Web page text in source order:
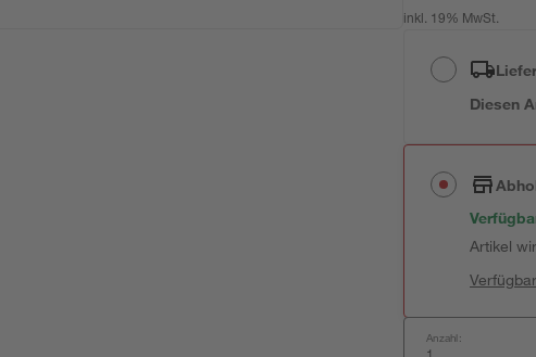
inkl. 19% MwSt.
Diesen
Artikel
Anzahl: